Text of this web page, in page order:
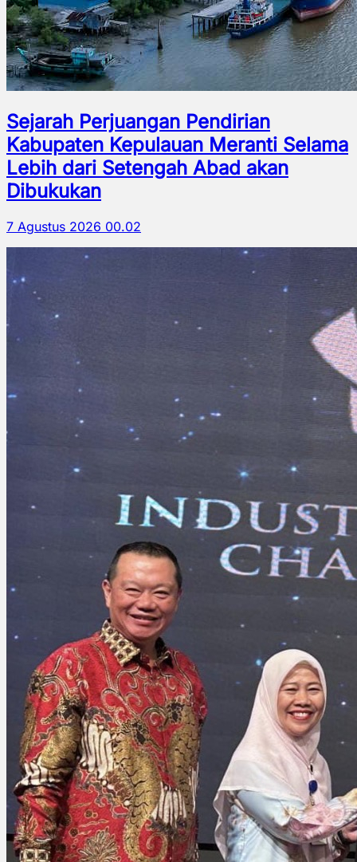
Sejarah Perjuangan Pendirian
Kabupaten Kepulauan Meranti Selama
Lebih dari Setengah Abad akan
Dibukukan
7 Agustus 2026 00.02